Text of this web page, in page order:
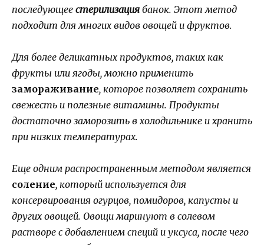
последующее стерилизация банок. Этот метод
подходит для многих видов овощей и фруктов.
Для более деликатных продуктов, таких как
фрукты или ягоды, можно применить
замораживание, которое позволяет сохранить
свежесть и полезные витамины. Продукты
достаточно заморозить в холодильнике и хранить
при низких температурах.
Еще одним распространенным методом является
соление, который используется для
консервирования огурцов, помидоров, капусты и
других овощей. Овощи маринуют в солевом
растворе с добавлением специй и уксуса, после чего